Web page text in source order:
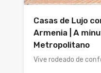
Casas de Lujo
Armenia | A
Metropolitano
Vive rodeado de